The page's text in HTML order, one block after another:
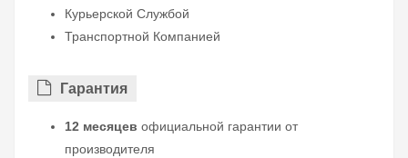
Курьерской Службой
Транспортной Компанией
Гарантия
12 месяцев официальной гарантии от
производителя